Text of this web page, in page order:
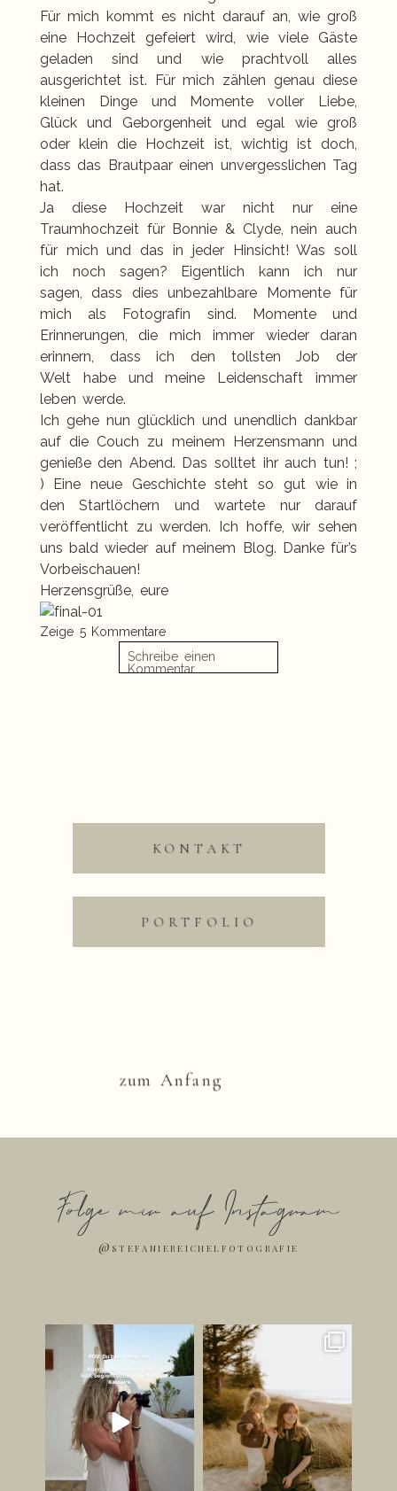
Für mich kommt es nicht darauf an, wie groß
eine Hochzeit gefeiert wird, wie viele Gäste
geladen sind und wie prachtvoll alles
ausgerichtet ist. Für mich zählen genau diese
kleinen Dinge und Momente voller Liebe,
Glück und Geborgenheit und egal wie groß
oder klein die Hochzeit ist, wichtig ist doch,
dass das Brautpaar einen unvergesslichen Tag
hat.
Ja diese Hochzeit war nicht nur eine
Traumhochzeit für Bonnie & Clyde, nein auch
für mich und das in jeder Hinsicht! Was soll
ich noch sagen? Eigentlich kann ich nur
sagen, dass dies unbezahlbare Momente für
mich als Fotografin sind. Momente und
Erinnerungen, die mich immer wieder daran
erinnern, dass ich den tollsten Job der
Welt habe und meine Leidenschaft immer
leben werde.
Ich gehe nun glücklich und unendlich dankbar
auf die Couch zu meinem Herzensmann und
genieße den Abend. Das solltet ihr auch tun! ;
) Eine neue Geschichte steht so gut wie in
den Startlöchern und wartete nur darauf
veröffentlicht zu werden. Ich hoffe, wir sehen
uns bald wieder auf meinem Blog. Danke für’s
Vorbeischauen!
Herzensgrüße, eure
Zeige 5 Kommentare
Schreibe einen
Kommentar...
browser for the next time
I comment.
Nachricht absenden
KONTAKT
PORTFOLIO
zum Anfang
Folge mir auf Instagram
@stefaniereichelfotografie
Ich bin jetzt Influencer. ✌🏻
Jetzt mal...
179 42
Die schönsten Bilder
entstehen oft dann, wenn...
247